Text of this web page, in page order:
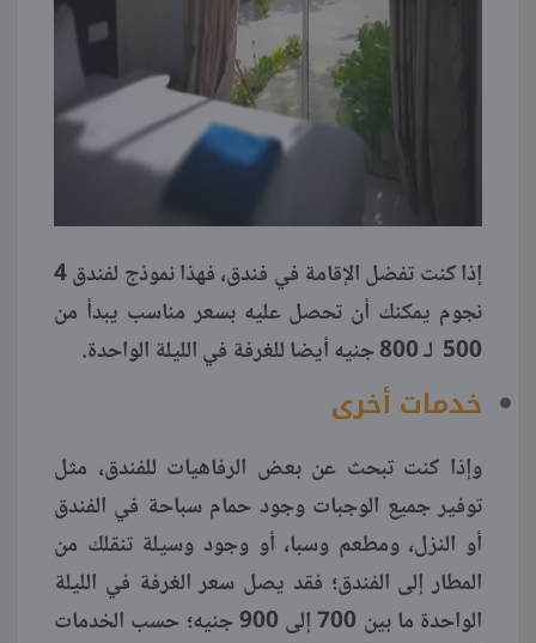
إذا كنت تفضل الإقامة في فندق، فهذا نموذج لفندق 4
نجوم يمكنك أن تحصل عليه بسعر مناسب يبدأ من
500 لـ 800 جنيه أيضا للغرفة في الليلة الواحدة.
خدمات أخرى
وإذا كنت تبحث عن بعض الرفاهيات للفندق، مثل
توفير جميع الوجبات وجود حمام سباحة في الفندق
أو النزل، ومطعم وسبا، أو وجود وسيلة تنقلك من
المطار إلى الفندق؛ فقد يصل سعر الغرفة في الليلة
الواحدة ما بين 700 إلى 900 جنيه؛ حسب الخدمات